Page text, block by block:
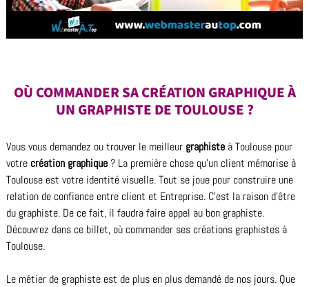
OÙ COMMANDER SA CRÉATION GRAPHIQUE À
UN GRAPHISTE DE TOULOUSE ?
Vous vous demandez ou trouver le meilleur graphiste à Toulouse pour
votre création graphique? La première chose qu’un client mémorise à
Toulouse est votre identité visuelle. Tout se joue pour construire une
relation de confiance entre client et Entreprise. C’est la raison d’être
du graphiste. De ce fait, il faudra faire appel au bon graphiste.
Découvrez dans ce billet, où commander ses créations graphistes à
Toulouse.
Le métier de graphiste est de plus en plus demandé de nos jours. Que